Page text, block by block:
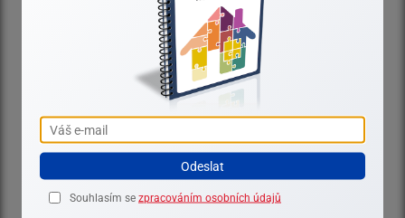
let zkušeností v oboru
100 +
klientů
Odeslat
Souhlasím se zpracováním osobních údajů